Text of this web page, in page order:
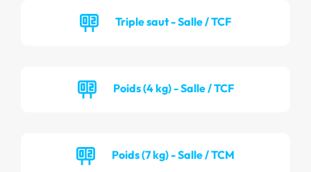
Triple saut - Salle / TCF
Poids (4 kg) - Salle / TCF
Poids (7 kg) - Salle / TCM